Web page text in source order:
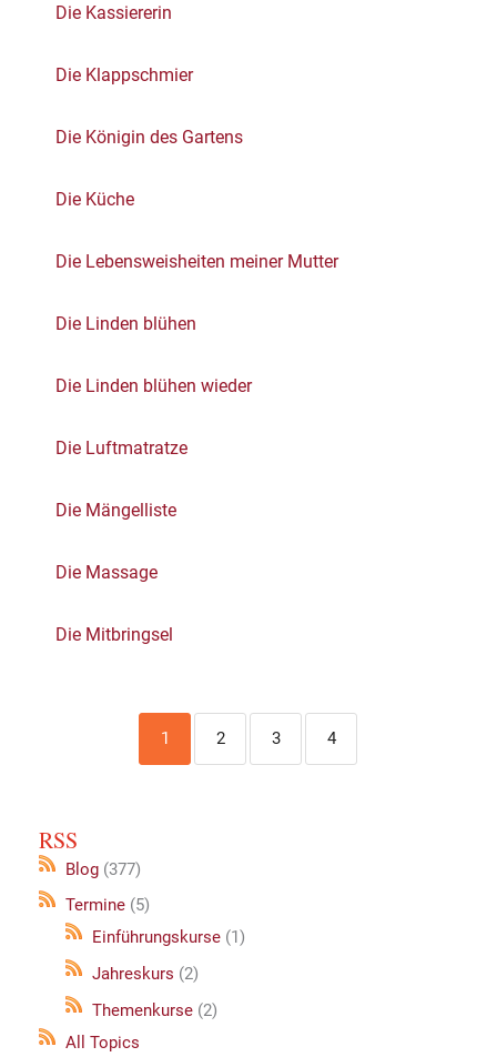
Die Kassiererin
Die Klappschmier
Die Königin des Gartens
Die Küche
Die Lebensweisheiten meiner Mutter
Die Linden blühen
Die Linden blühen wieder
Die Luftmatratze
Die Mängelliste
Die Massage
Die Mitbringsel
1 2 3 4
RSS
Blog(377)
Termine(5)
Einführungskurse(1)
Jahreskurs (2)
Themenkurse(2)
All Topics